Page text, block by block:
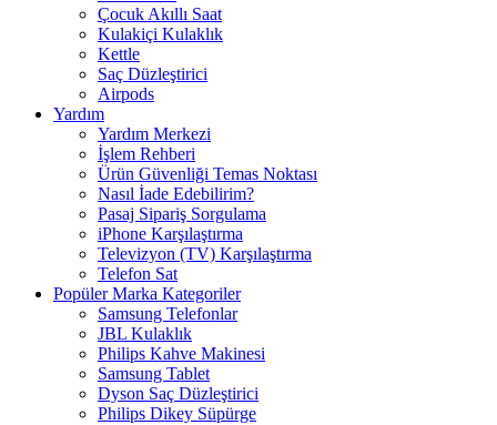
Çocuk Akıllı Saat
Kulakiçi Kulaklık
Kettle
Saç Düzleştirici
Airpods
Yardım
Yardım Merkezi
İşlem Rehberi
Ürün Güvenliği Temas Noktası
Nasıl İade Edebilirim?
Pasaj Sipariş Sorgulama
iPhone Karşılaştırma
Televizyon (TV) Karşılaştırma
Telefon Sat
Popüler Marka Kategoriler
Samsung Telefonlar
JBL Kulaklık
Philips Kahve Makinesi
Samsung Tablet
Dyson Saç Düzleştirici
Philips Dikey Süpürge